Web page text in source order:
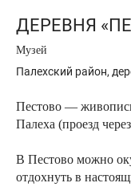
ДЕРЕВНЯ
Музей
Палехский район,
Пестово —
Палеха (проезд
В Пестово можно
отдохнуть в